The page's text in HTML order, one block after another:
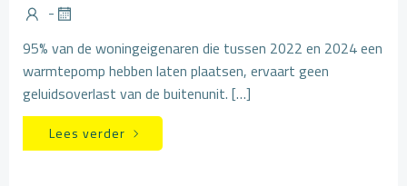
-
95% van de woningeigenaren die tussen 2022 en 2024 een
warmtepomp hebben laten plaatsen, ervaart geen
geluidsoverlast van de buitenunit. […]
Lees verder